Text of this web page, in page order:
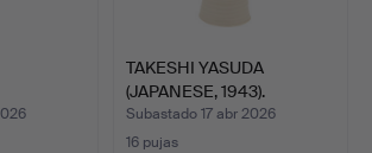
TAKESHI YASUDA
(JAPANESE, 1943).
JARRÓN GR…
Subastado 17 abr 2026
16 pujas